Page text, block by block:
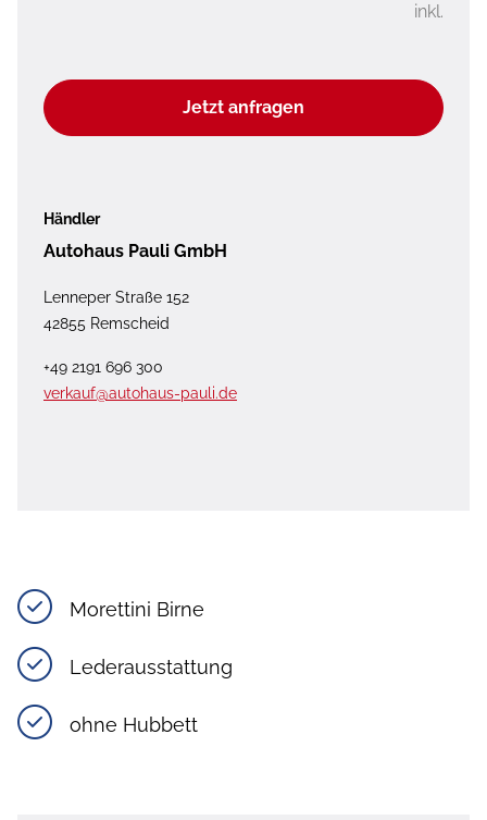
inkl.
Jetzt anfragen
Händler
Autohaus Pauli GmbH
Lenneper Straße 152
42855 Remscheid
+49 2191 696 300
verkauf@autohaus-pauli.de
Morettini Birne
Lederausstattung
ohne Hubbett